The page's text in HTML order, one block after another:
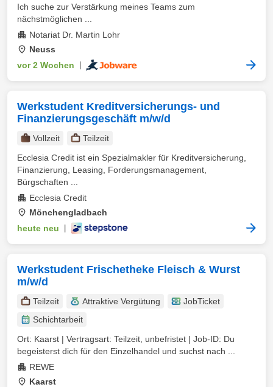
Ich suche zur Verstärkung meines Teams zum
nächstmöglichen ...
Notariat Dr. Martin Lohr
Neuss
vor 2 Wochen
Werkstudent Kreditversicherungs- und
Finanzierungsgeschäft m/w/d
Vollzeit
Teilzeit
Ecclesia Credit ist ein Spezialmakler für Kreditversicherung,
Finanzierung, Leasing, Forderungsmanagement,
Bürgschaften ...
Ecclesia Credit
Mönchengladbach
heute neu
Werkstudent Frischetheke Fleisch & Wurst
m/w/d
Teilzeit Attraktive Vergütung
JobTicket
Schichtarbeit
Ort: Kaarst | Vertragsart: Teilzeit, unbefristet | Job-ID: Du
begeisterst dich für den Einzelhandel und suchst nach ...
REWE
Kaarst